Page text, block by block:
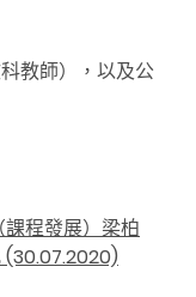
教師），以及公
程發展）梁柏